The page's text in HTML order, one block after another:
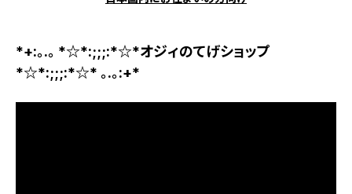
*+:｡.｡ *☆*:;;;:*☆*オジィのてげショップ
*☆*:;;;:*☆* ｡.｡:+*